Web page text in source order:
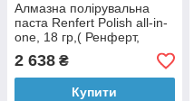
Алмазна полірувальна
паста Renfert Polish all-in-
one, 18 гр,( Ренферт,
Німеччина)
2 638 ₴
Купити